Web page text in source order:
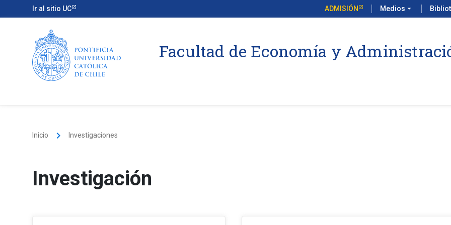
Ir al sitio UC ADMISIÓN Medios arrow_drop_down
Facultad de Economía y
Inicio keyboard_arrow_right Investigaciones
Investigación